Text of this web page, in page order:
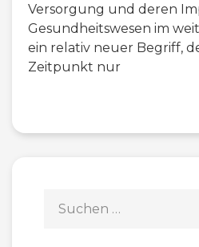
Versorgung und deren
Gesundheitswesen im
ein relativ neuer Begriff,
Zeitpunkt nur
nach: